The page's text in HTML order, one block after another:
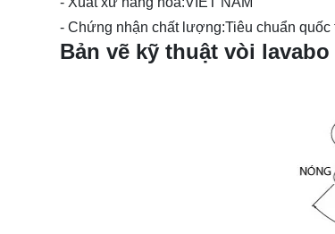
- Chứng nhận chất lượng:Tiêu chuẩn
Bản vẽ kỹ thuật vòi lavabo